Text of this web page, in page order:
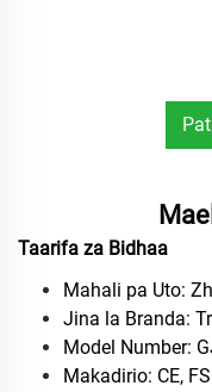
Taarifa za Bidhaa
Mahali pa Uto:
Jina la Branda:
Model Number:
Makadirio: CE,